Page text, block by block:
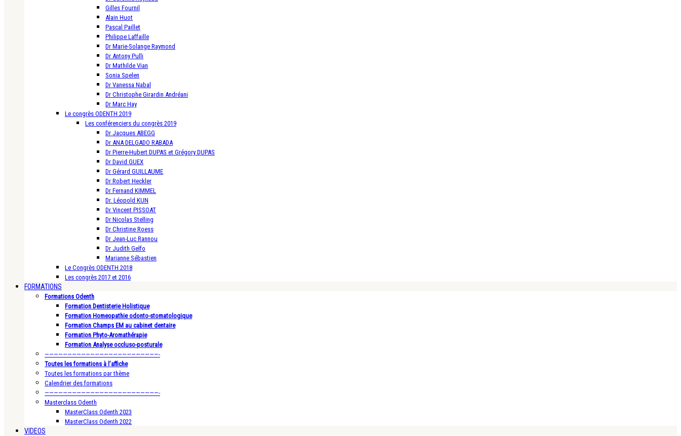
Gilles Fournil
Alain Huot
Pascal Paillet
Philippe Laffaille
Dr Marie-Solange Raymond
Dr Antony Pulli
Dr Mathilde Vian
Sonia Spelen
Dr Vanessa Nabal
Dr Christophe Girardin Andréani
Dr Marc Hay
Le congrès ODENTH 2019
Les conférenciers du congrès 2019
Dr Jacques ABEGG
Dr ANA DELGADO RABADA
Dr Pierre-Hubert DUPAS et Grégory DUPAS
Dr David GUEX
Dr Gérard GUILLAUME
Dr Robert Heckler
Dr Fernand KIMMEL
Dr. Léopold KUN
Dr Vincent PISSOAT
Dr Nicolas Stelling
Dr Christine Roess
Dr Jean-Luc Rannou
Dr Judith Gelfo
Marianne Sébastien
Le Congrès ODENTH 2018
Les congrès 2017 et 2016
FORMATIONS
Formations Odenth
Formation Dentisterie Holistique
Formation Homeopathie odonto-stomatologique
Formation Champs EM au cabinet dentaire
Formation Phyto-Aromathérapie
Formation Analyse occluso-posturale
—————————————————————————-
Toutes les formations à l’affiche
Toutes les formations par thème
Calendrier des formations
—————————————————————————-
Masterclass Odenth
MasterClass Odenth 2023
MasterClass Odenth 2022
VIDEOS